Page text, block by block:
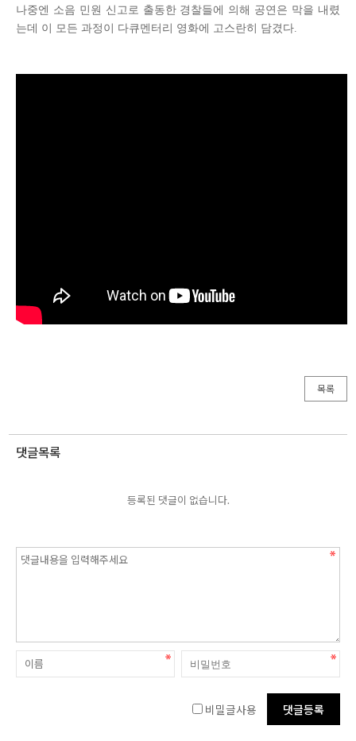
나중엔 소음 민원 신고로 출동한 경찰들에 의해 공연은 막을 내렸
는데 이 모든 과정이 다큐멘터리 영화에 고스란히 담겼다.
목록
댓글목록
등록된 댓글이 없습니다.
비밀글사용